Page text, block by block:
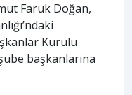
Faruk Doğan,
Kurulu
başkanlarına